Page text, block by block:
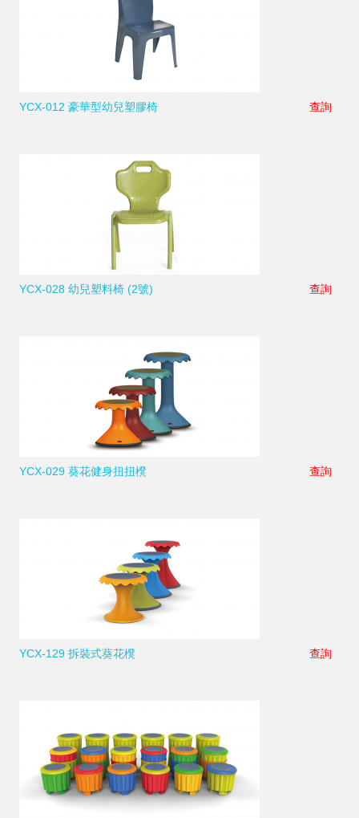
YCX-012 豪華型幼兒塑膠椅 查詢
YCX-028 幼兒塑料椅 (2號) 查詢
YCX-029 葵花健身扭扭櫈 查詢
YCX-129 拆裝式葵花櫈 查詢